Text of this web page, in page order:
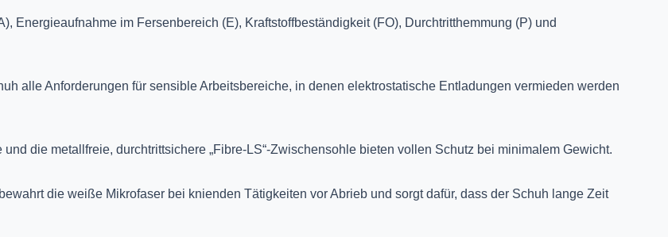
Energieaufnahme im Fersenbereich (E), Kraftstoffbeständigkeit (FO), Durchtritthemmung (P) und
alle Anforderungen für sensible Arbeitsbereiche, in denen elektrostatische Entladungen vermieden werden
die metallfreie, durchtrittsichere „Fibre-LS“-Zwischensohle bieten vollen Schutz bei minimalem Gewicht.
die weiße Mikrofaser bei knienden Tätigkeiten vor Abrieb und sorgt dafür, dass der Schuh lange Zeit